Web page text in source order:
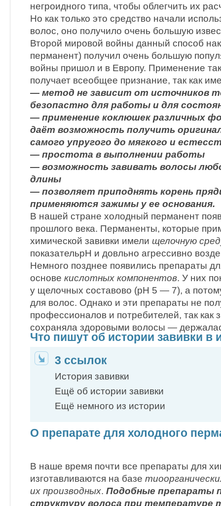
негроидного типа, чтобы облегчить их
Но как только это средство начали
волос, оно получило очень большую
Второй мировой войны данный способ
перманент) получил очень большую
войны пришол и в Европу. Применение
получает всеобщее признание, так как
— метод не зависит от источников
безопастно для работы и для
— применение коклюшек различных
даёт возможность получить
самого упругого до мягкого и
— простота в выполнении работы
— возможность завивать волосы
длины
— позволяет приподнять корень
применяются зажимы у ее основания.
В нашей стране холодный перманент
прошлого века. Перманенты, которые
химической завивки имели щелочную
показательрН и довльно агрессивно
Немного позднее появились препараты
основе кислотных компонентов. У них
у щелочных составово (рН 5 — 7), а
для волос. Однако и эти препараты не
профессионалов и потребителей, так как
сохраняла здоровыми волосы —
Что пишут об истории завивки в
3 ссылок
История завивки
Ещё об истории завивки
Ещё немного из истории
О препарате для холодного
В наше время почти все препараты для
изготавливаются на базе
их производных. Подобные препараты
структуру волоса при температуре